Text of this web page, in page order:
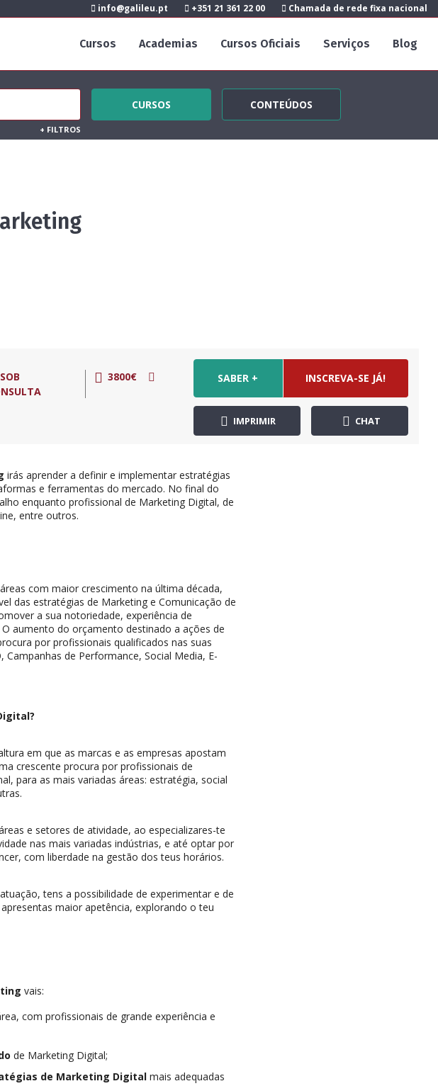
info@galileu.pt +351 21 361 22 00 Chamada de rede fixa nacional
Cursos Academias Cursos Oficiais Serviços Blog
CURSOS CONTEÚDOS
+ FILTROS
SOB
3800€ SABER + INSCREVA-SE JÁ!
IMPRIMIR CHAT
irás aprender a definir e implementar estratégias
e ferramentas do mercado. No final do
enquanto profissional de Marketing Digital, de
entre outros.
com maior crescimento na última década,
das estratégias de Marketing e Comunicação de
a sua notoriedade, experiência de
aumento do orçamento destinado a ações de
por profissionais qualificados nas suas
Campanhas de Performance, Social Media, E-
em que as marcas e as empresas apostam
crescente procura por profissionais de
para as mais variadas áreas: estratégia, social
e setores de atividade, ao especializares-te
nas mais variadas indústrias, e até optar por
com liberdade na gestão dos teus horários.
tens a possibilidade de experimentar e de
maior apetência, explorando o teu
vais:
com profissionais de grande experiência e
de Marketing Digital;
de Marketing Digitalmais adequadas